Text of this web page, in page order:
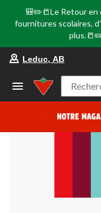
🎒✏️📒Le Retour en
fournitures scolaires,
Leduc, AB